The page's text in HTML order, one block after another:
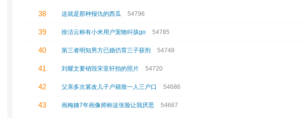
38 这就是那种报仇的西瓜 54796
39 徐洁云称有小米用户宠物叫孩go 54785
40 第三者明知男方已婚仍育三子获刑 54748
41 刘耀文要销毁宋亚轩拍的照片 54720
42 父亲多次篡改儿子户籍致一人三户口 54686
43 画梅姨7年画像师称这张脸让我厌恶 54667